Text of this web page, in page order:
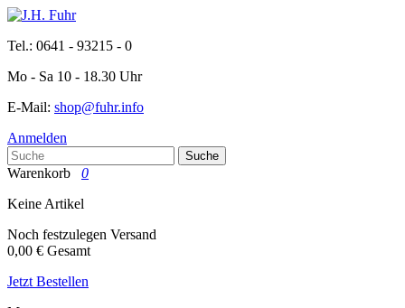
Tel.: 0641 - 93215 - 0
Mo - Sa 10 - 18.30 Uhr
E-Mail: shop@fuhr.info
Anmelden
Suche
Warenkorb
0
Keine Artikel
Noch festzulegen Versand
0,00 € Gesamt
Jetzt Bestellen